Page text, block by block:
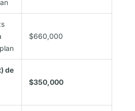
$660,000
de
$350,000